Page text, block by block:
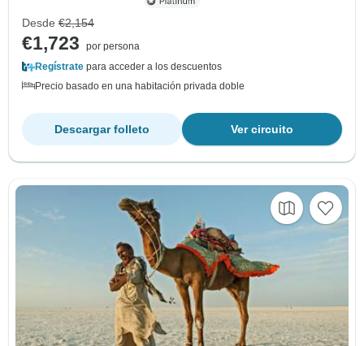
Desde €2,154
€1,723
por persona
Regístrate para acceder a los descuentos
Precio basado en una habitación privada doble
Ver circuito
Descargar folleto